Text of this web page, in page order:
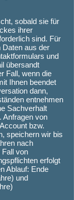
sobald sie für
ihrer
sind. Für
Daten aus der
und
übersandt
Fall, wenn die
Ihnen beendet
dann,
entnehmen
Sachverhalt
Anfragen von
bzw.
speichern wir bis
nach
Fall von
erfolgt
Ablauf: Ende
und